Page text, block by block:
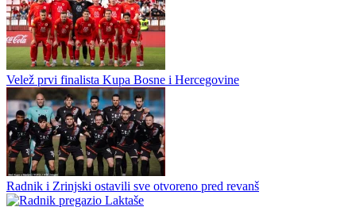
Rahimić vjeruje u osvajanje Kupa BiH
Kiš i Nalić odveli Zrinjski u mostarsko finale Kupa BiH